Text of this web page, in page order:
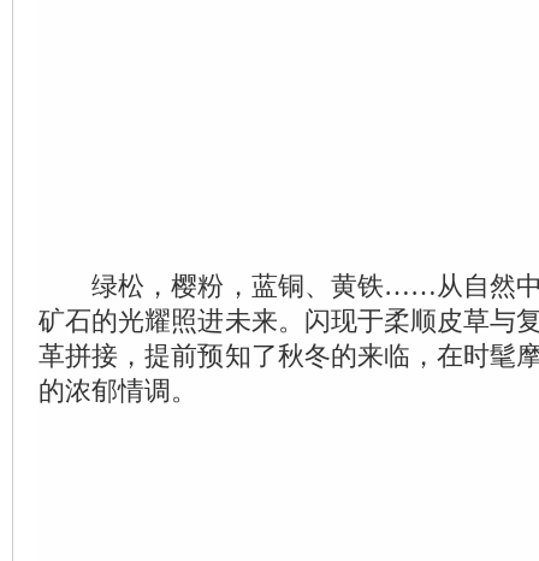
绿松，樱粉，蓝铜、黄铁……从自然中
矿石的光耀照进未来。闪现于柔顺皮草与
革拼接，提前预知了秋冬的来临，在时髦
的浓郁情调。